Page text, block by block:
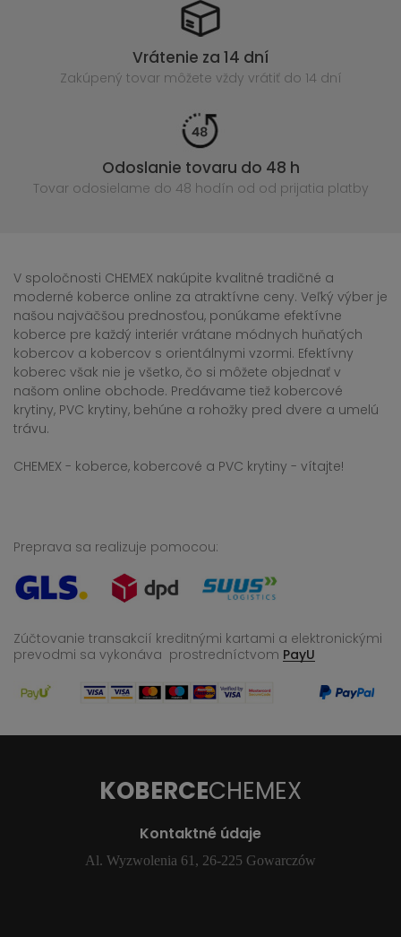
Vrátenie za 14 dní
Zakúpený tovar môžete vždy vrátiť do 14 dní
Odoslanie tovaru do 48 h
Tovar odosielame do 48 hodín od od prijatia platby
V spoločnosti CHEMEX nakúpite kvalitné tradičné a
moderné koberce online za atraktívne ceny. Veľký výber je
našou najväčšou prednosťou, ponúkame efektívne
koberce pre každý interiér vrátane módnych huňatých
kobercov a kobercov s orientálnymi vzormi. Efektívny
koberec však nie je všetko, čo si môžete objednať v
našom online obchode. Predávame tiež kobercové
krytiny, PVC krytiny, behúne a rohožky pred dvere a umelú
trávu.
CHEMEX - koberce, kobercové a PVC krytiny - vítajte!
Preprava sa realizuje pomocou:
Zúčtovanie transakcií kreditnými kartami a elektronickými
prevodmi sa vykonáva prostredníctvom PayU
KOBERCECHEMEX
Kontaktné údaje
Al. Wyzwolenia 61, 26-225 Gowarczów